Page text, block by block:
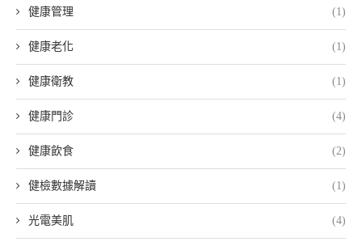
健康管理 (1)
健康老化 (1)
健康衛教 (1)
健康門診 (4)
健康飲食 (2)
健檢數據解讀 (1)
光電美肌 (4)